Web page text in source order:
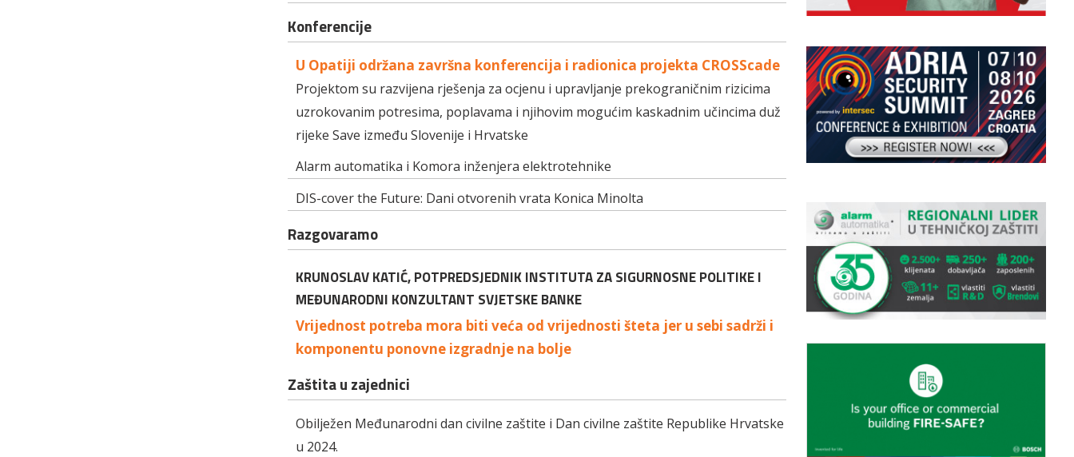
Konferencije
U Opatiji održana završna konferencija i radionica projekta CROSScade
Projektom su razvijena rješenja za ocjenu i upravljanje prekograničnim rizicima
uzrokovanim potresima, poplavama i njihovim mogućim kaskadnim učincima duž
rijeke Save između Slovenije i Hrvatske
Alarm automatika i Komora inženjera elektrotehnike
DIS-cover the Future: Dani otvorenih vrata Konica Minolta
Razgovaramo
KRUNOSLAV KATIĆ, POTPREDSJEDNIK INSTITUTA ZA SIGURNOSNE POLITIKE I
MEĐUNARODNI KONZULTANT SVJETSKE BANKE
Vrijednost potreba mora biti veća od vrijednosti šteta jer u sebi sadrži i
komponentu ponovne izgradnje na bolje
Zaštita u zajednici
Obilježen Međunarodni dan civilne zaštite i Dan civilne zaštite Republike Hrvatske
u 2024.